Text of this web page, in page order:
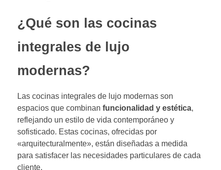
¿Qué son las cocinas
integrales de lujo
modernas?
Las cocinas integrales de lujo modernas son
espacios que combinan funcionalidad y estética,
reflejando un estilo de vida contemporáneo y
sofisticado. Estas cocinas, ofrecidas por
«arquitecturalmente», están diseñadas a medida
para satisfacer las necesidades particulares de cada
cliente.